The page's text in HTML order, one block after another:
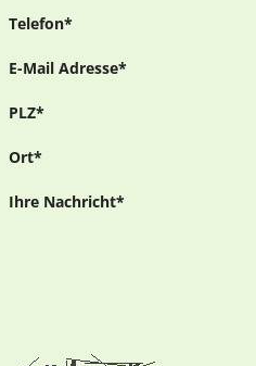
Telefon*
E-Mail Adresse*
PLZ*
Ort*
Ihre Nachricht*